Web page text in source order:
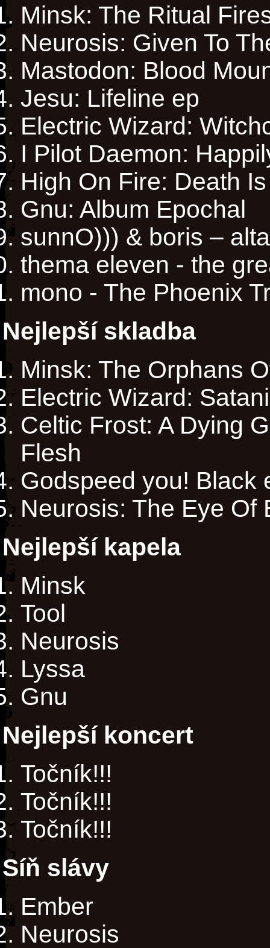
Minsk: The Ritual
Neurosis: Given To
Mastodon: Blood
Jesu: Lifeline ep
Electric Wizard:
I Pilot Daemon:
High On Fire: Death
Gnu: Album Epochal
sunnO))) & boris –
thema eleven - the
mono - The Phoenix
Nejlepší skladba
Minsk: The Orphans
Electric Wizard:
Celtic Frost: A Dying
Flesh
Godspeed you! Black
Neurosis: The Eye Of
Nejlepší kapela
Minsk
Tool
Neurosis
Lyssa
Gnu
Nejlepší koncert
Točník!!!
Točník!!!
Točník!!!
Síň slávy
Ember
Neurosis